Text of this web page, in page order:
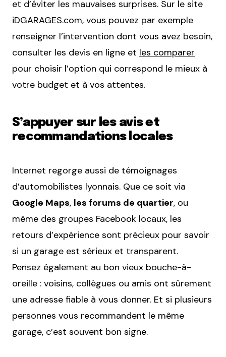
et d’éviter les mauvaises surprises. Sur le site
iDGARAGES.com, vous pouvez par exemple
renseigner l’intervention dont vous avez besoin,
consulter les devis en ligne et les comparer
pour choisir l’option qui correspond le mieux à
votre budget et à vos attentes.
S’appuyer sur les avis et
recommandations locales
Internet regorge aussi de témoignages
d’automobilistes lyonnais. Que ce soit via
Google Maps, les forums de quartier, ou
même des groupes Facebook locaux, les
retours d’expérience sont précieux pour savoir
si un garage est sérieux et transparent.
Pensez également au bon vieux bouche-à-
oreille : voisins, collègues ou amis ont sûrement
une adresse fiable à vous donner. Et si plusieurs
personnes vous recommandent le même
garage, c’est souvent bon signe.